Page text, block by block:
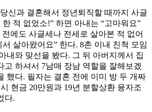
신과 결혼해서 정년퇴직할 때까지 사글
적 없었소!” 하면 아내는 “고마워요”
에도 사글세나 전세로 살아본 적 없어
살아왔어요” 한다. 8촌 이내 친척 모임
내와 맞선을 봤다. 그 뒤 아버지께서 집
고 하셔서 7남매 장남 역할을 잘해보겠
했다. 필자는 결혼 전에 이미 방 두 개짜
현금 20만원과 19년 분할상환 융자조
다.